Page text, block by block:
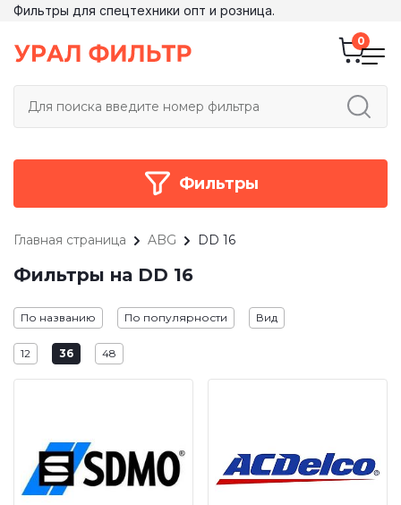
Фильтры для спецтехники опт и розница.
Фильтры
Главная страница ABG DD 16
Фильтры на DD 16
По названию По популярности Вид
12 36 48